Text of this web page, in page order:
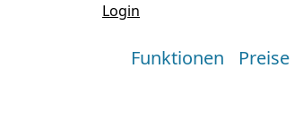
Login
Funktionen Preise